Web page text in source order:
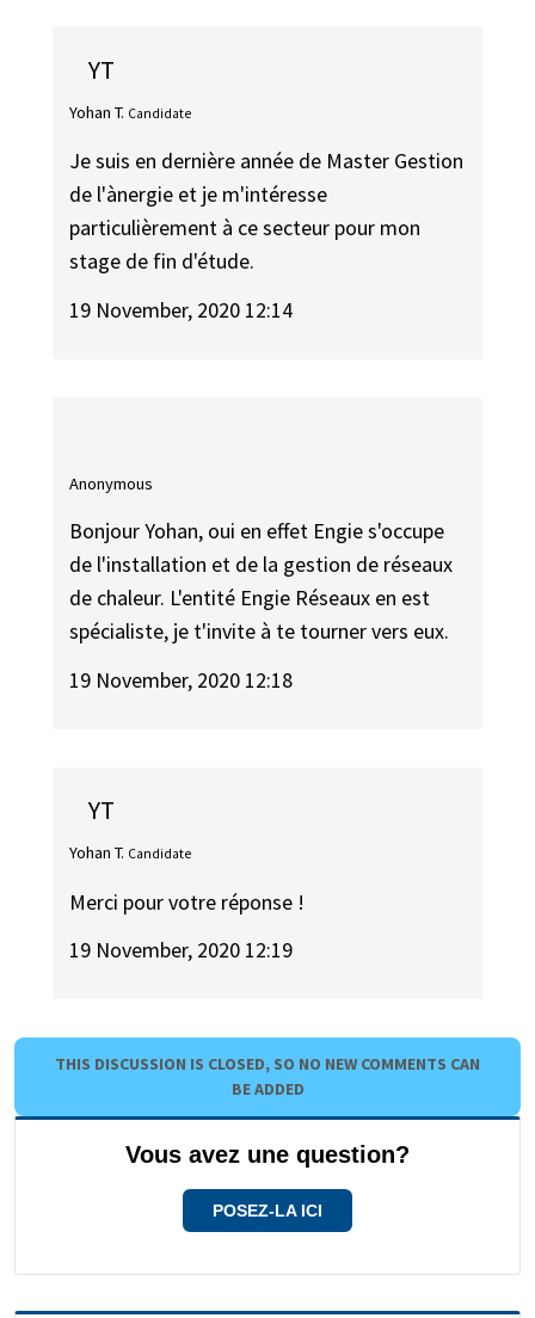
YT
Yohan T. Candidate
Je suis en dernière année de Master Gestion
de l'ànergie et je m'intéresse
particulièrement à ce secteur pour mon
stage de fin d'étude.
19 November, 2020 12:14
Anonymous
Bonjour Yohan, oui en effet Engie s'occupe
de l'installation et de la gestion de réseaux
de chaleur. L'entité Engie Réseaux en est
spécialiste, je t'invite à te tourner vers eux.
19 November, 2020 12:18
YT
Yohan T. Candidate
Merci pour votre réponse !
19 November, 2020 12:19
THIS DISCUSSION IS CLOSED, SO NO NEW COMMENTS CAN
BE ADDED
Vous avez une question?
POSEZ-LA ICI